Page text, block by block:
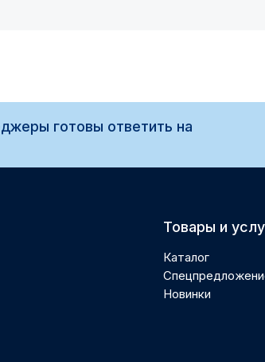
готовы ответить на
Товары и
Каталог
Новинки